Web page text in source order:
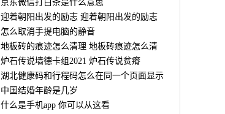
京东微信打白条是什么意思
迎着朝阳出发的励志 迎着朝阳出发的励志
怎么取消手提电脑的静音
地板砖的痕迹怎么清理 地板砖痕迹怎么清
炉石传说墙德卡组2021 炉石传说贫瘠
湖北健康码和行程码怎么在同一个页面显示
中国结婚年龄是几岁
什么是手机app 你可以从这看